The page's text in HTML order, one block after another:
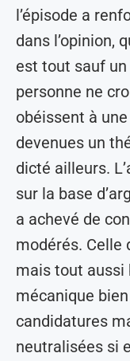
l’épisode a
dans l’opinion,
est tout sauf
personne ne
obéissent à
devenues un
dicté ailleurs.
sur la base
a achevé de
modérés. Celle
mais tout aussi
mécanique
candidatures
neutralisées si